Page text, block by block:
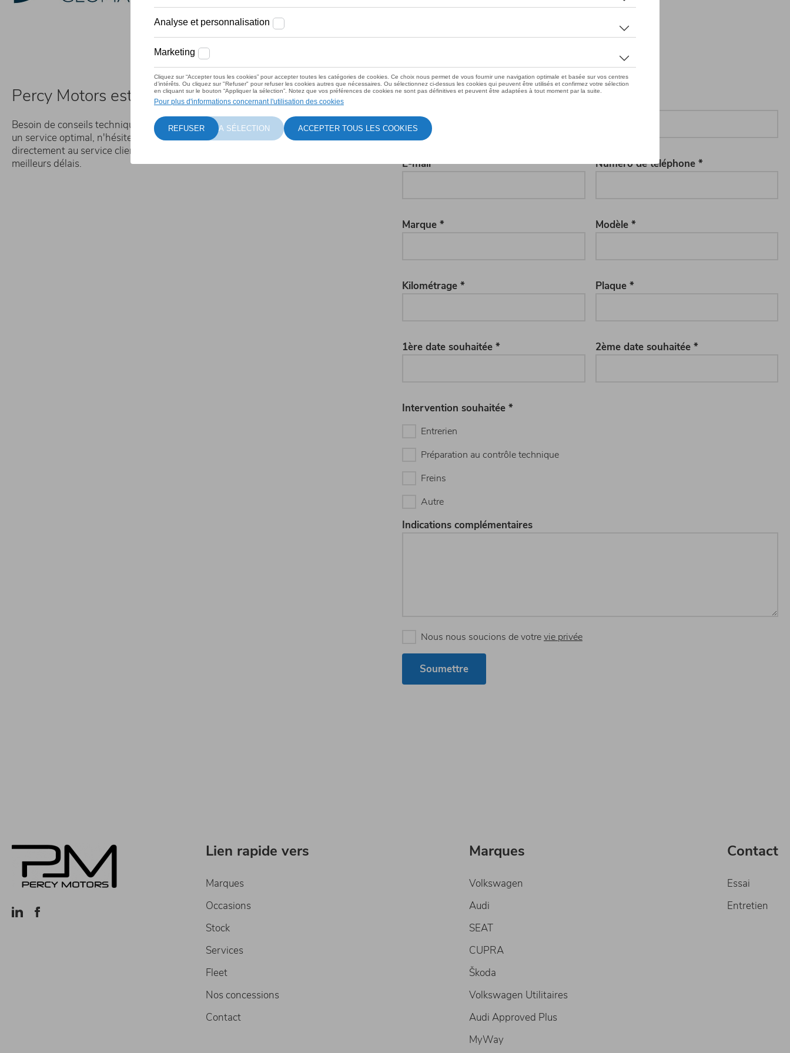
Percy Motors est là pour vous
Besoin de conseils techniques ? Une demande d'informations ? Afin de vous garantir
un service optimal, n'hésitez pas à remplir le formulaire. Celui-ci sera transmis
directement au service client Percy Motors et nous vous recontacterons dans les
meilleurs délais.
E-mail * Numéro de téléphone *
Marque * Modèle *
Kilométrage * Plaque *
1ère date souhaitée * 2ème date souhaitée *
Intervention souhaitée *
Entrerien
Préparation au contrôle technique
Freins
Autre
Indications complémentaires
Nous nous soucions de votrevie privée
Lien rapide vers
Marques
Occasions
Stock
Services
Fleet
Nos concessions
Contact
Marques
Volkswagen
Audi
SEAT
CUPRA
Škoda
Volkswagen Utilitaires
Audi Approved Plus
MyWay
Contact
Essai
Entretien